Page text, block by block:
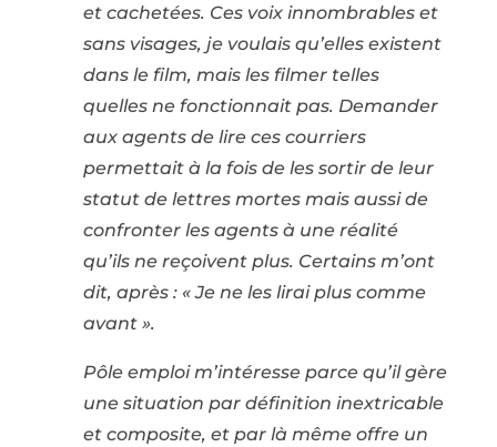
et cachetées. Ces voix innombrables et
sans visages, je voulais qu’elles existent
dans le film, mais les filmer telles
quelles ne fonctionnait pas. Demander
aux agents de lire ces courriers
permettait à la fois de les sortir de leur
statut de lettres mortes mais aussi de
confronter les agents à une réalité
qu’ils ne reçoivent plus. Certains m’ont
dit, après : « Je ne les lirai plus comme
avant ».
Pôle emploi m’intéresse parce qu’il gère
une situation par définition inextricable
et composite, et par là même offre un